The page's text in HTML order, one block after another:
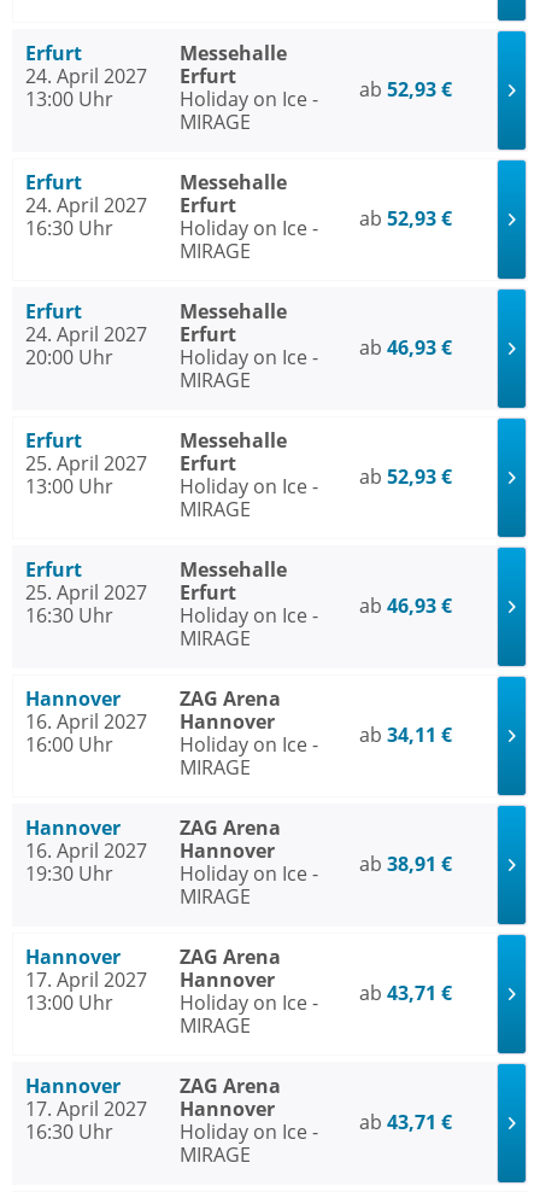
Erfurt
24. April 2027
13:00 Uhr
Messehalle
Erfurt
Holiday on Ice -
MIRAGE
ab 52,93 €
Erfurt
24. April 2027
16:30 Uhr
Messehalle
Erfurt
Holiday on Ice -
MIRAGE
ab 52,93 €
Erfurt
24. April 2027
20:00 Uhr
Messehalle
Erfurt
Holiday on Ice -
MIRAGE
ab 46,93 €
Erfurt
25. April 2027
13:00 Uhr
Messehalle
Erfurt
Holiday on Ice -
MIRAGE
ab 52,93 €
Erfurt
25. April 2027
16:30 Uhr
Messehalle
Erfurt
Holiday on Ice -
MIRAGE
ab 46,93 €
Hannover
16. April 2027
16:00 Uhr
ZAG Arena
Hannover
Holiday on Ice -
MIRAGE
ab 34,11 €
Hannover
16. April 2027
19:30 Uhr
ZAG Arena
Hannover
Holiday on Ice -
MIRAGE
ab 38,91 €
Hannover
17. April 2027
13:00 Uhr
ZAG Arena
Hannover
Holiday on Ice -
MIRAGE
ab 43,71 €
Hannover
17. April 2027
16:30 Uhr
ZAG Arena
Hannover
Holiday on Ice -
MIRAGE
ab 43,71 €